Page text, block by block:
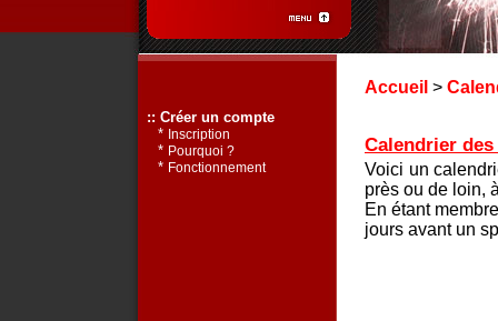
Accueil >
Calendrier
Voici un
près ou de loin,
En étant
jours avant un
:: Créer un compte
* Inscription
* Pourquoi ?
* Fonctionnement